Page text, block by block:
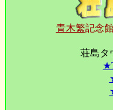
青木繁記念
荘島タ